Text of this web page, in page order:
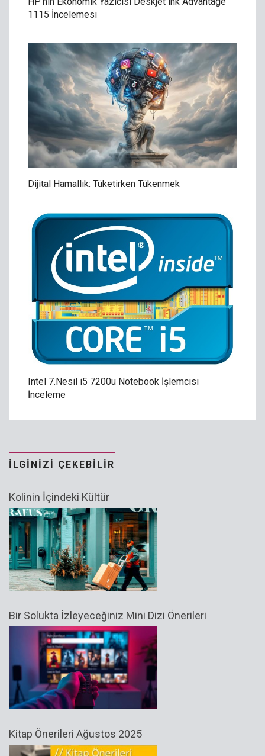
1115 İncelemesi
Dijital Hamallık: Tüketirken Tükenmek
Intel 7.Nesil i5 7200u Notebook İşlemcisi
İnceleme
İLGINIZI ÇEKEBILIR
Kolinin İçindeki Kültür
Bir Solukta İzleyeceğiniz Mini Dizi Önerileri
Kitap Önerileri Ağustos 2025